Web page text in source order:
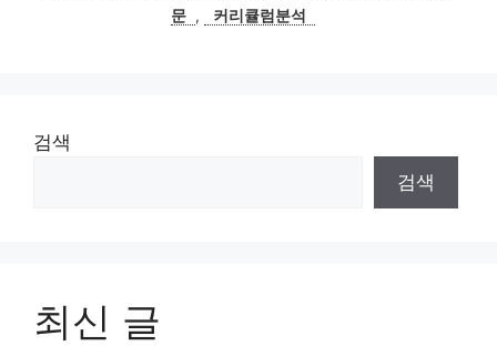
문 , 커리큘럼분석
검색
검색
최신 글